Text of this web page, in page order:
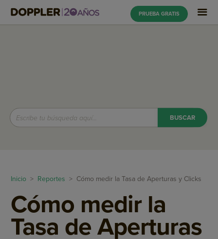
PRUEBA GRATIS
Inicio > Reportes > Cómo medir la Tasa de Aperturas y Clicks
Cómo medir la
Tasa de Aperturas